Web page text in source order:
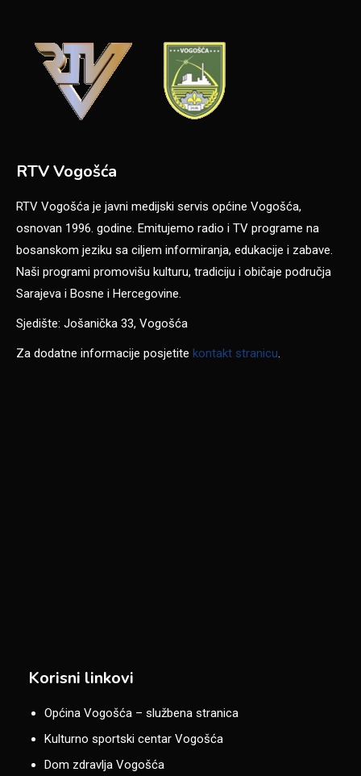
RTV Vogošća
RTV Vogošća je javni medijski servis općine Vogošća,
osnovan 1996. godine. Emitujemo radio i TV programe na
bosanskom jeziku sa ciljem informiranja, edukacije i zabave.
Naši programi promovišu kulturu, tradiciju i običaje područja
Sarajeva i Bosne i Hercegovine.
Sjedište: Jošanička 33, Vogošća
Za dodatne informacije posjetite kontakt stranicu.
Korisni linkovi
Općina Vogošća – službena stranica
Kulturno sportski centar Vogošća
Dom zdravlja Vogošća